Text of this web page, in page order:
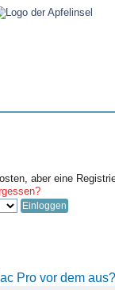
aber eine
Pro vor dem aus?